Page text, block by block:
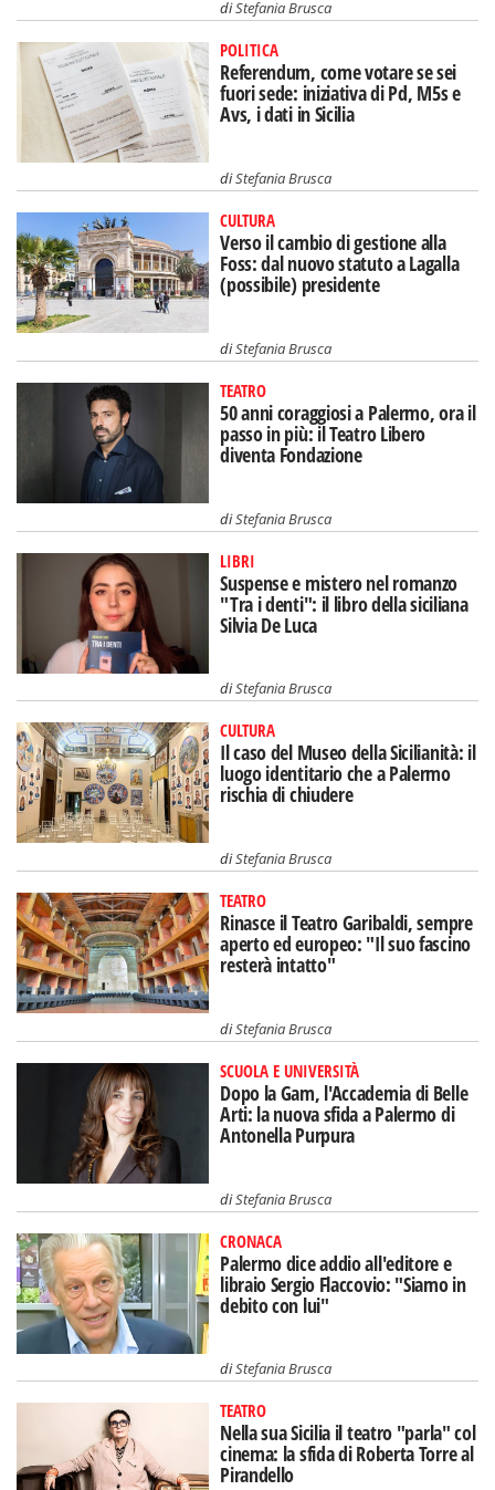
diStefania Brusca
POLITICA
Referendum, come votare se sei
fuori sede: iniziativa di Pd, M5s e
Avs, i dati in Sicilia
diStefania Brusca
CULTURA
Verso il cambio di gestione alla
Foss: dal nuovo statuto a Lagalla
(possibile) presidente
diStefania Brusca
TEATRO
50 anni coraggiosi a Palermo, ora il
passo in più: il Teatro Libero
diventa Fondazione
diStefania Brusca
LIBRI
Suspense e mistero nel romanzo
"Tra i denti": il libro della siciliana
Silvia De Luca
diStefania Brusca
CULTURA
Il caso del Museo della Sicilianità: il
luogo identitario che a Palermo
rischia di chiudere
diStefania Brusca
TEATRO
Rinasce il Teatro Garibaldi, sempre
aperto ed europeo: "Il suo fascino
resterà intatto"
diStefania Brusca
SCUOLA E UNIVERSITÀ
Dopo la Gam, l'Accademia di Belle
Arti: la nuova sfida a Palermo di
Antonella Purpura
diStefania Brusca
CRONACA
Palermo dice addio all'editore e
libraio Sergio Flaccovio: "Siamo in
debito con lui"
diStefania Brusca
TEATRO
Nella sua Sicilia il teatro "parla" col
cinema: la sfida di Roberta Torre al
Pirandello